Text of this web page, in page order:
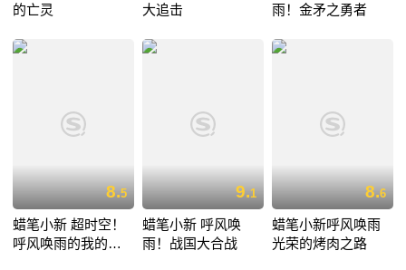
的亡灵
大追击
雨！金矛之勇者
8.5
蜡笔小新 超时空！
呼风唤雨的我的新
9.1
蜡笔小新 呼风唤
雨！战国大合战
8.6
蜡笔小新呼风唤雨
光荣的烤肉之路